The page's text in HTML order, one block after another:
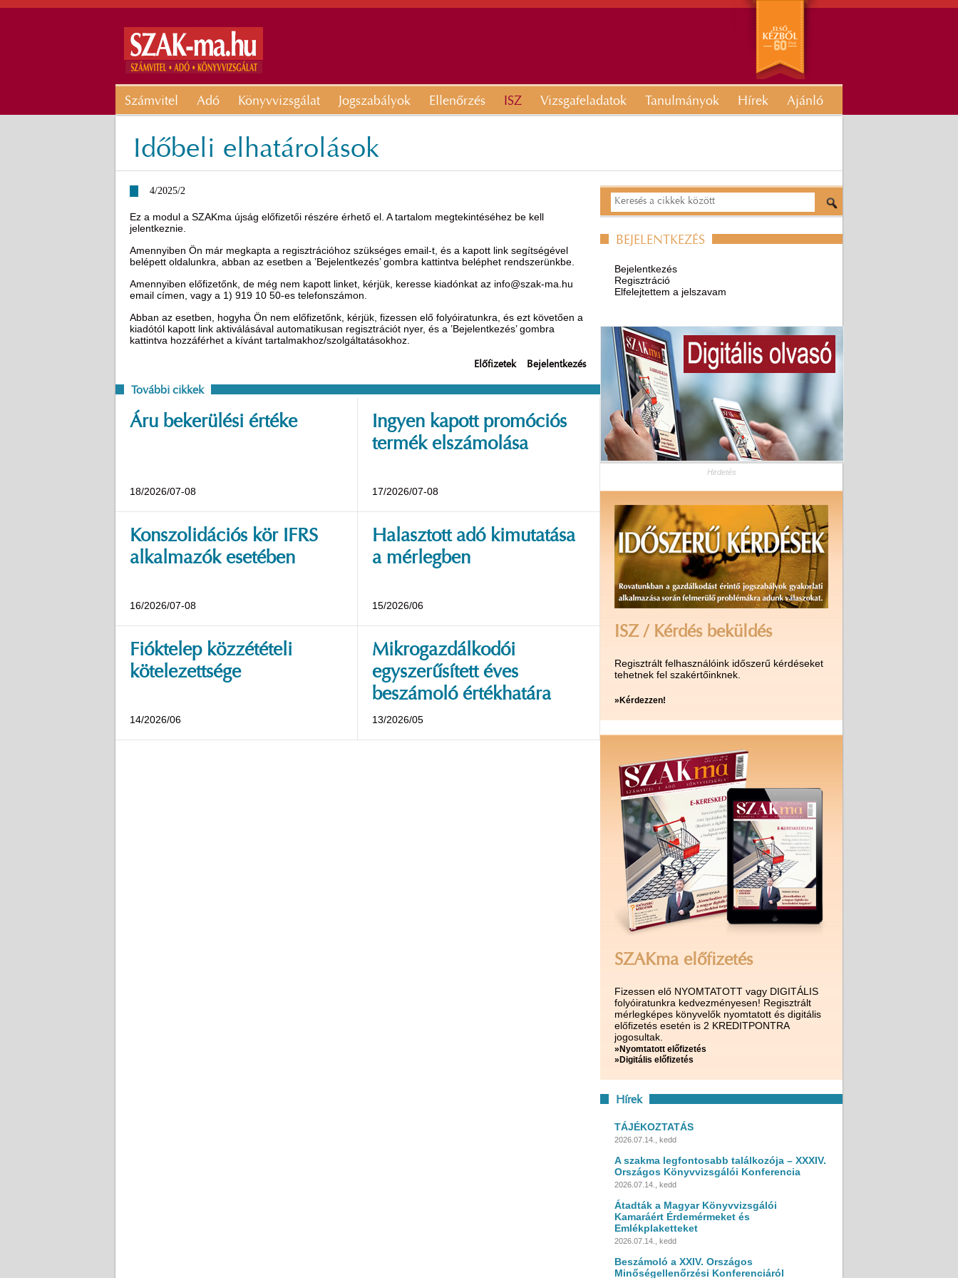
Számvitel Adó Könyvvizsgálat Jogszabályok Ellenőrzés ISZ Vizsgafeladatok Tanulmányok Hírek Ajánló
Időbeli elhatárolások
4/2025/2
Ez a modul a SZAKma újság előfizetői részére érhető el. A tartalom megtekintéséhez be kell
jelentkeznie.
Amennyiben Ön már megkapta a regisztrációhoz szükséges email-t, és a kapott link segítségével
belépett oldalunkra, abban az esetben a ’Bejelentkezés’ gombra kattintva beléphet rendszerünkbe.
Amennyiben előfizetőnk, de még nem kapott linket, kérjük, keresse kiadónkat az info@szak-ma.hu
email címen, vagy a 1) 919 10 50-es telefonszámon.
Abban az esetben, hogyha Ön nem előfizetőnk, kérjük, fizessen elő folyóiratunkra, és ezt követően a
kiadótól kapott link aktiválásával automatikusan regisztrációt nyer, és a ’Bejelentkezés’ gombra
kattintva hozzáférhet a kívánt tartalmakhoz/szolgáltatásokhoz.
Bejelentkezés
Előfizetek
További cikkek
Áru bekerülési értéke
18/2026/07-08
Ingyen kapott promóciós
termék elszámolása
17/2026/07-08
Konszolidációs kör IFRS
alkalmazók esetében
16/2026/07-08
Halasztott adó kimutatása
a mérlegben
15/2026/06
Fióktelep közzétételi
kötelezettsége
14/2026/06
Mikrogazdálkodói
egyszerűsített éves
beszámoló értékhatára
13/2026/05
BEJELENTKEZÉS
Bejelentkezés
Regisztráció
Elfelejtettem a jelszavam
Hirdetés
ISZ / Kérdés beküldés
Regisztrált felhasználóink időszerű kérdéseket
tehetnek fel szakértőinknek.
»Kérdezzen!
SZAKma előfizetés
Fizessen elő NYOMTATOTT vagy DIGITÁLIS
folyóiratunkra kedvezményesen! Regisztrált
mérlegképes könyvelők nyomtatott és digitális
előfizetés esetén is 2 KREDITPONTRA
jogosultak.
»Nyomtatott előfizetés
»Digitális előfizetés
Hírek
TÁJÉKOZTATÁS
2026.07.14., kedd
A szakma legfontosabb találkozója – XXXIV.
Országos Könyvvizsgálói Konferencia
2026.07.14., kedd
Átadták a Magyar Könyvvizsgálói
Kamaráért Érdemérmeket és
Emlékplaketteket
2026.07.14., kedd
Beszámoló a XXIV. Országos
Minőségellenőrzési Konferenciáról